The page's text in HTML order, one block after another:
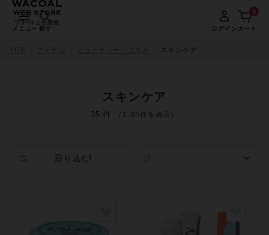
メニュー 探す ログイン カート
0
スキンケア
スキンケア
35 件 （1-35件を表示）
絞り込む